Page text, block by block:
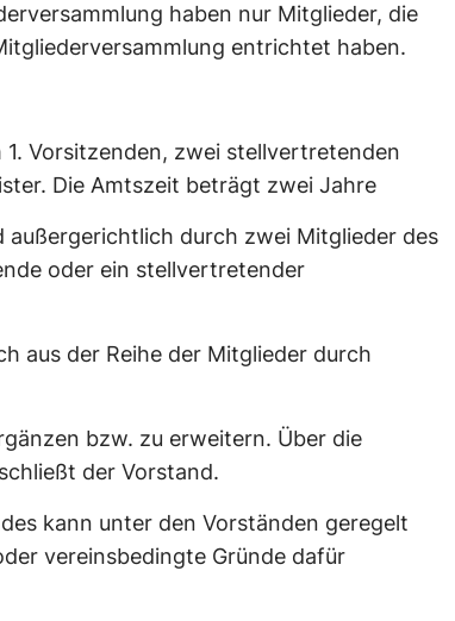
haben nur Mitglieder, die
entrichtet haben.
Vorsitzenden, zwei stellvertretenden
Die Amtszeit beträgt zwei Jahre
außergerichtlich durch zwei Mitglieder des
oder ein stellvertretender
aus der Reihe der Mitglieder durch
bzw. zu erweitern. Über die
der Vorstand.
kann unter den Vorständen geregelt
vereinsbedingte Gründe dafür